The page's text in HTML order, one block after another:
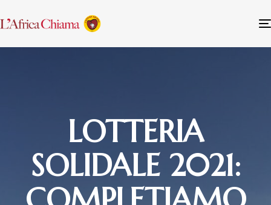
LOTTERIA
SOLIDALE 2021: